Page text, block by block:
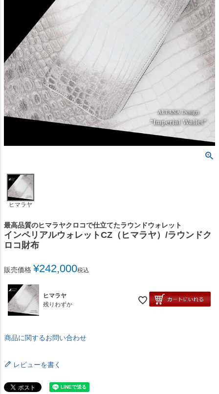
ヒマラヤ
最高品質のヒマラヤクロコで仕立てたラウンドウォレット
インペリアルウォレットCZ（ヒマラヤ）/ラウンドク
ロコ財布
販売価格 ¥242,000税込
ヒマラヤ
残りわずか
商品に関するお問い合わせ
レビューを書く